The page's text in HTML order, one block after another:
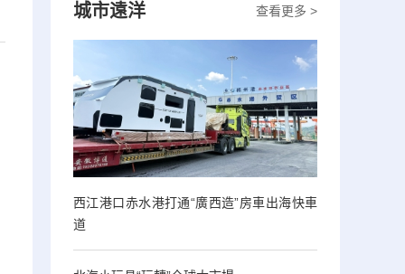
查看更多 >
城市遠洋
西江港口赤水港打通“廣西造”房車出海快車
道